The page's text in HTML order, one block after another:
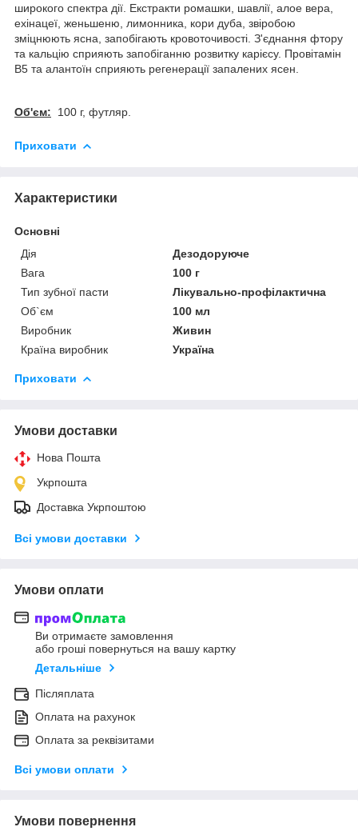
широкого спектра дії. Екстракти ромашки, шавлії, алое вера,
ехінацеї, женьшеню, лимонника, кори дуба, звіробою
зміцнюють ясна, запобігають кровоточивості. З'єднання фтору
та кальцію сприяють запобіганню розвитку карієсу. Провітамін
В5 та алантоїн сприяють регенерації запалених ясен.
Об'єм: 100 г, футляр.
Приховати
Характеристики
Основні
Дія
Дезодоруюче
Вага
100 г
Тип зубної пасти
Лікувально-профілактична
Об`єм
100 мл
Виробник
Живин
Країна виробник
Україна
Приховати
Умови доставки
Нова Пошта
Укрпошта
Доставка Укрпоштою
Всі умови доставки
Умови оплати
Ви отримаєте замовлення
або гроші повернуться на вашу картку
Детальніше
Післяплата
Оплата на рахунок
Оплата за реквізитами
Всі умови оплати
Умови повернення